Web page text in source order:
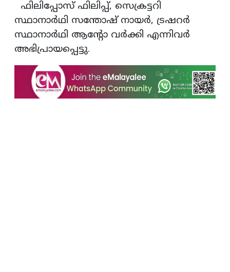
ഫിലിപ്പോസ് ഫിലിപ്പ്, സെക്രട്ടറി
സ്ഥാനാർഥി സന്തോഷ് നായർ, ട്രഷറർ
സ്ഥാനാർഥി ആന്റോ വർക്കി എന്നിവർ
അഭിപ്രായപ്പെട്ടു.